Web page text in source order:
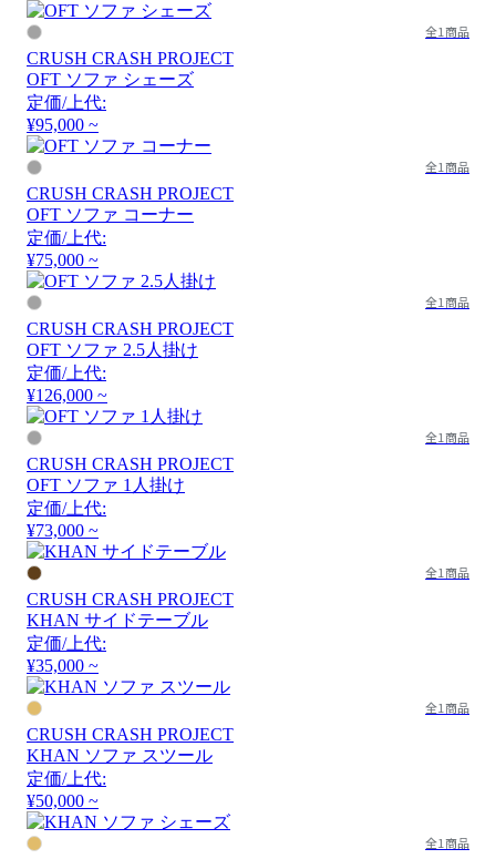
全1商品
CRUSH CRASH PROJECT
OFT ソファ シェーズ
定価/上代:
¥95,000 ~
全1商品
CRUSH CRASH PROJECT
OFT ソファ コーナー
定価/上代:
¥75,000 ~
全1商品
CRUSH CRASH PROJECT
OFT ソファ 2.5人掛け
定価/上代:
¥126,000 ~
全1商品
CRUSH CRASH PROJECT
OFT ソファ 1人掛け
定価/上代:
¥73,000 ~
全1商品
CRUSH CRASH PROJECT
KHAN サイドテーブル
定価/上代:
¥35,000 ~
全1商品
CRUSH CRASH PROJECT
KHAN ソファ スツール
定価/上代:
¥50,000 ~
全1商品